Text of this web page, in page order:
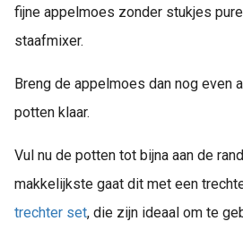
fijne appelmoes zonder stukjes
staafmixer.
Breng de appelmoes dan nog even
potten klaar.
Vul nu de potten tot bijna aan de
makkelijkste gaat dit met een
trechter set, die zijn ideaal om te